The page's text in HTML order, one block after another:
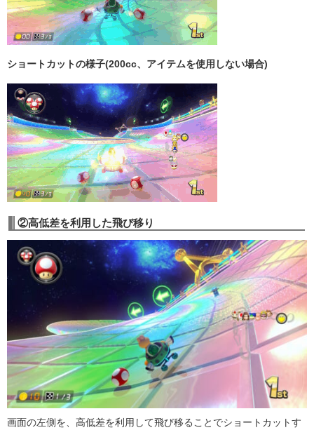
ショートカットの様子(200cc、アイテムを使用しない場合)
②高低差を利用した飛び移り
画面の左側を、高低差を利用して飛び移ることでショートカットす